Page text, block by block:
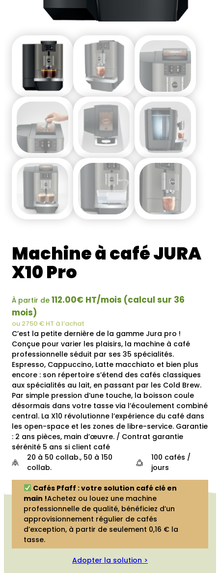
Machine à café JURA
X10 Pro
À partir de 112.00€ HT/mois (calcul sur 36
mois)
ou 2750 € HT à l’achat
C’est la petite dernière de la gamme Jura pro !
Conçue pour varier les plaisirs, la machine à café
professionnelle séduit par ses 35 spécialités.
Espresso, Cappuccino, Latte macchiato et bien plus
encore : son répertoire s’étend des cafés classiques
aux spécialités au lait, en passant par les Cold Brew.
Par simple pression d’une touche, la boisson coule
désormais dans votre tasse via l’écoulement combiné
central. La X10 révolutionne l’expérience du café dans
les open-space et les zones de libre-service. Garantie
: 2 ans pièces, main d’œuvre. / Contrat garantie
sérénité 5 ans si client café
20 à 50 collab., 50 à 150
collab.
100 cafés /
jours
Cafés Pfaff : votre solution café clé en
main !Achetez ou louez une machine
professionnelle de qualité, bénéficiez d’un
approvisionnement régulier de cafés
d’exception, à partir de seulement 0,16 € la
tasse.
Adopter la solution >